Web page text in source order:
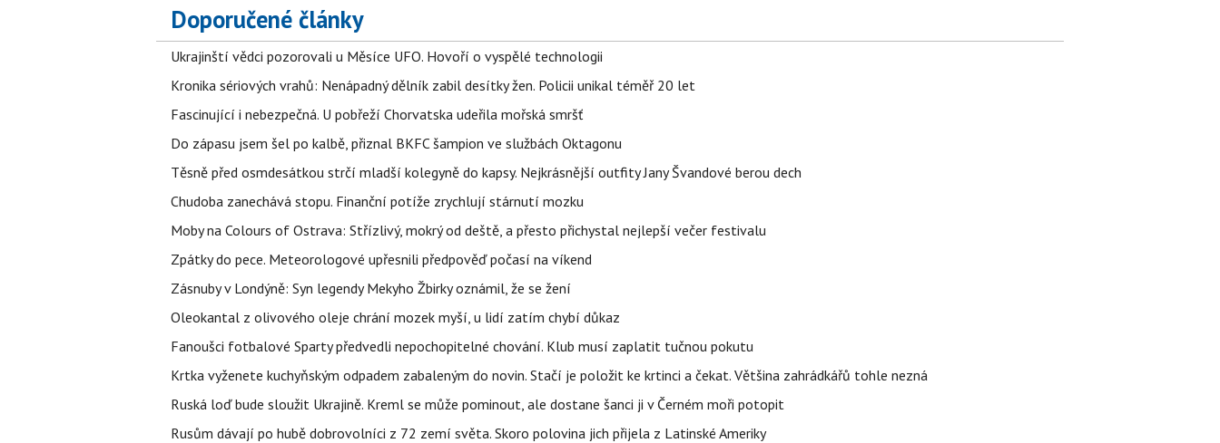
Doporučené články
Ukrajinští vědci pozorovali u Měsíce UFO. Hovoří o vyspělé technologii
Kronika sériových vrahů: Nenápadný dělník zabil desítky žen. Policii unikal téměř 20 let
Fascinující i nebezpečná. U pobřeží Chorvatska udeřila mořská smršť
Do zápasu jsem šel po kalbě, přiznal BKFC šampion ve službách Oktagonu
Těsně před osmdesátkou strčí mladší kolegyně do kapsy. Nejkrásnější outfity Jany Švandové berou dech
Chudoba zanechává stopu. Finanční potíže zrychlují stárnutí mozku
Moby na Colours of Ostrava: Střízlivý, mokrý od deště, a přesto přichystal nejlepší večer festivalu
Zpátky do pece. Meteorologové upřesnili předpověď počasí na víkend
Zásnuby v Londýně: Syn legendy Mekyho Žbirky oznámil, že se žení
Oleokantal z olivového oleje chrání mozek myší, u lidí zatím chybí důkaz
Fanoušci fotbalové Sparty předvedli nepochopitelné chování. Klub musí zaplatit tučnou pokutu
Krtka vyženete kuchyňským odpadem zabaleným do novin. Stačí je položit ke krtinci a čekat. Většina zahrádkářů tohle nezná
Ruská loď bude sloužit Ukrajině. Kreml se může pominout, ale dostane šanci ji v Černém moři potopit
Rusům dávají po hubě dobrovolníci z 72 zemí světa. Skoro polovina jich přijela z Latinské Ameriky